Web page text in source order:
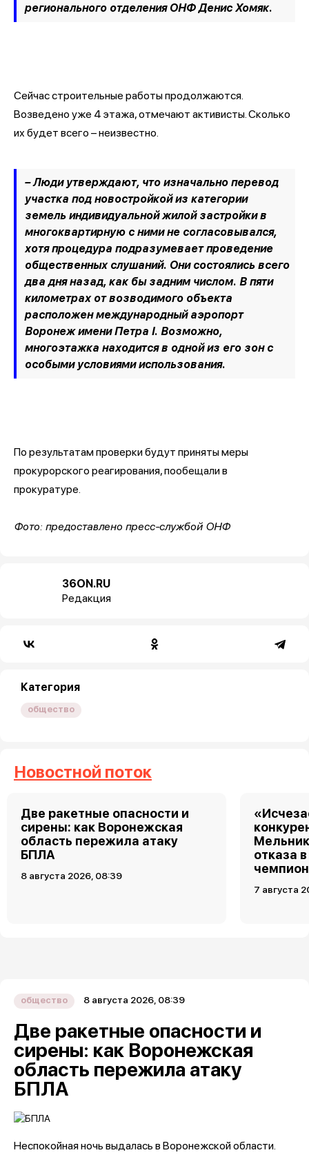
регионального отделения ОНФ Денис Хомяк.
Сейчас строительные работы продолжаются.
Возведено уже 4 этажа, отмечают активисты. Сколько
их будет всего – неизвестно.
– Люди утверждают, что изначально перевод
участка под новостройкой из категории
земель индивидуальной жилой застройки в
многоквартирную с ними не согласовывался,
хотя процедура подразумевает проведение
общественных слушаний. Они состоялись всего
два дня назад, как бы задним числом. В пяти
километрах от возводимого объекта
расположен международный аэропорт
Воронеж имени Петра I. Возможно,
многоэтажка находится в одной из его зон с
особыми условиями использования.
По результатам проверки будут приняты меры
прокурорского реагирования, пообещали в
прокуратуре.
Фото: предоставлено пресс-службой ОНФ
36ON.RU
Редакция
Категория
общество
Новостной поток
Две ракетные опасности и
сирены: как Воронежская
область пережила атаку
БПЛА
8 августа 2026, 08:39
отказа
7 августа
общество 8 августа 2026, 08:39
Две ракетные опасности и
сирены: как Воронежская
область пережила атаку
БПЛА
Неспокойная ночь выдалась в Воронежской области.